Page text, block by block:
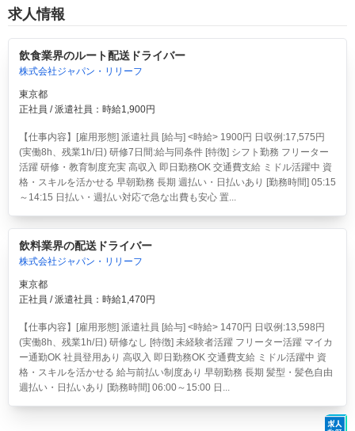
求人情報
飲食業界のルート配送ドライバー
株式会社ジャパン・リリーフ
東京都
正社員 / 派遣社員：時給1,900円
【仕事内容】[雇用形態] 派遣社員 [給与] <時給> 1900円 日収例:17,575円
(実働8h、残業1h/日) 研修7日間:給与同条件 [特徴] シフト勤務 フリーター
活躍 研修・教育制度充実 高収入 即日勤務OK 交通費支給 ミドル活躍中 資
格・スキルを活かせる 早朝勤務 長期 週払い・日払いあり [勤務時間] 05:15
～14:15 日払い・週払い対応で急な出費も安心 置...
飲料業界の配送ドライバー
株式会社ジャパン・リリーフ
東京都
正社員 / 派遣社員：時給1,470円
【仕事内容】[雇用形態] 派遣社員 [給与] <時給> 1470円 日収例:13,598円
(実働8h、残業1h/日) 研修なし [特徴] 未経験者活躍 フリーター活躍 マイカ
ー通勤OK 社員登用あり 高収入 即日勤務OK 交通費支給 ミドル活躍中 資
格・スキルを活かせる 給与前払い制度あり 早朝勤務 長期 髪型・髪色自由
週払い・日払いあり [勤務時間] 06:00～15:00 日...